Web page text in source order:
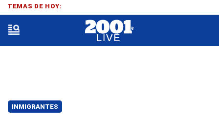
INMIGRANTES
TEMAS DE HOY: